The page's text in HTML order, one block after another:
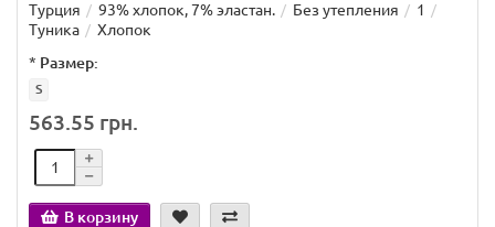
Турция 93% хлопок, 7% эластан. Без утепления
1
Туника
Хлопок
* Размер:
S
563.55 грн.
В корзину